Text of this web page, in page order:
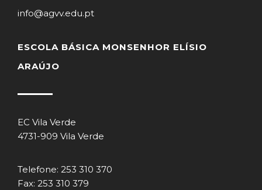
info@agvv.edu.pt
ESCOLA BÁSICA MONSENHOR ELÍSIO
ARAÚJO
EC Vila Verde
4731-909 Vila Verde
Telefone: 253 310 370
Fax: 253 310 379